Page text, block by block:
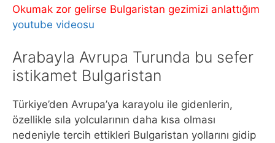
Okumak zor gelirse Bulgaristan gezimizi anlattığım
youtube videosu
Arabayla Avrupa Turunda bu sefer
istikamet Bulgaristan
Türkiye’den Avrupa’ya karayolu ile gidenlerin,
özellikle sıla yolcularının daha kısa olması
nedeniyle tercih ettikleri Bulgaristan yollarını gidip